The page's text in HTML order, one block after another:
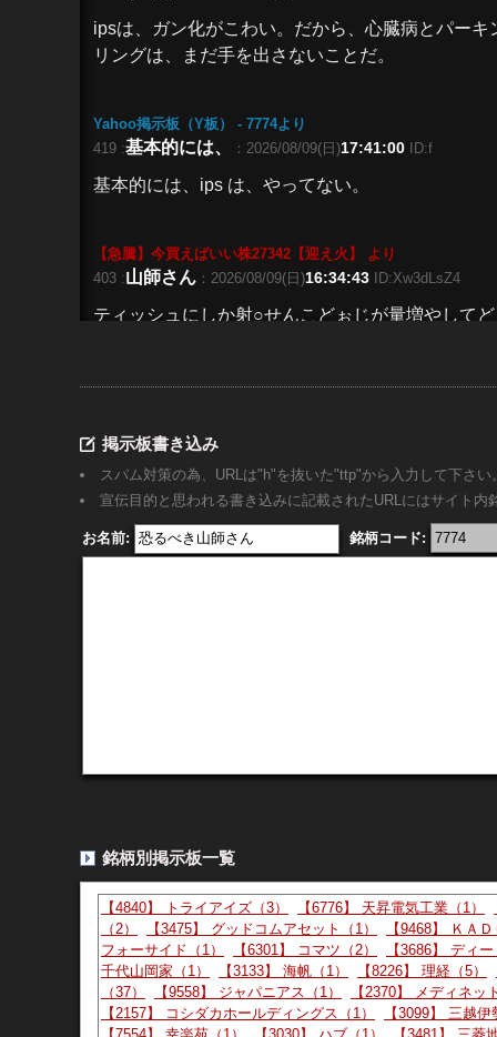
ipsは、ガン化がこわい。だから、心臓病とパー
リングは、まだ手を出さないことだ。
Yahoo掲示板（Y板） - 7774より
419 :基本的には、 ：2026/08/09(日)17:41:00 ID:f
基本的には、ips は、やってない。
【急騰】今買えばいい株27342【迎え火】 より
403 :山師さん ：2026/08/09(日)16:34:43 ID:Xw3dLsZ4
ティッシュにしか射○せんこどぉじが量増やして
Yahoo掲示板（Y板） - 7774より
「半導体材料とCDMO
創業、日経8／8 後藤社長談。 j-tecはすでに、、
Yahoo掲示板（Y板） - 7774
おはようございます ガチホ組おめでとうございま
事が 開花していきます 開花すればもっと信用が
Yahoo掲示板（Y板） - 7774より
414 :野村空売り返済してま…：2026/08/07(金)20:41:00
野村空売り返済してますね。安く売って高く買
掲示板書き込み
スパム対策の為、URLは"h"を抜いた"ttp"から入力して下さい。
宣伝目的と思われる書き込みに記載されたURLにはサイト
お名前: 銘柄コード:
銘柄別掲示板一覧
【4840】 トライアイズ（3） 【6776】 天昇電気工業（1）
（2）
【3475】 グッドコムアセット（1） 【9468】 ＫＡ
フォーサイド（1）
【6301】 コマツ（2） 【3686】 ディ
千代山岡家（1）
【3133】 海帆（1） 【8226】 理経（5）
（37）
【9558】 ジャパニアス（1） 【2370】 メディネッ
【2157】 コシダカホールディングス（1）
【3099】 三越